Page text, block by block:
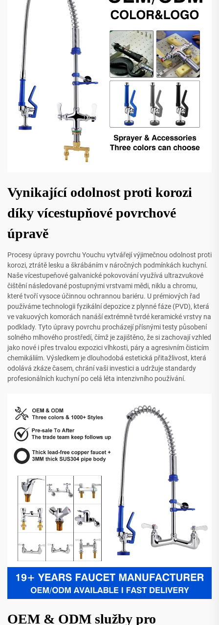
Vynikající odolnost proti korozi
díky vícestupňové povrchové
úpravě
Procesy úpravy povrchu Youchu vytvářejí výjimečnou odolnost proti
korozi, ztrátě lesku a škrábáním v náročných podmínkách kuchyní.
Naše vícestupeňové galvanické pokovování využívá ultrazvukové
čištění následované postupnými vrstvami mědi, niklu a chromu,
které tvoří vysoce účinnou ochrannou bariéru. U prémiových řad
používáme technologii fyzikální depozice z plynné fáze (PVD), která
ve vakuových komorách nanáší extrémně tvrdé keramické vrstvy na
podklady. Tyto úpravy povrchu procházejí přísnými testy působení
solného mlhového prostředí, čímž je zajištěno, že si zachovají vzhled
jako nové i přes trvalou expozici vlhkosti, páry a agresivním čisticím
chemikáliím. Výsledkem je dlouhodobá estetická přitažlivost, která
odolává zkáze časem, chrání vaši investici a udržuje standardy
profesionálních kuchyní po celá léta intenzivního používání.
OEM & ODM služby pro